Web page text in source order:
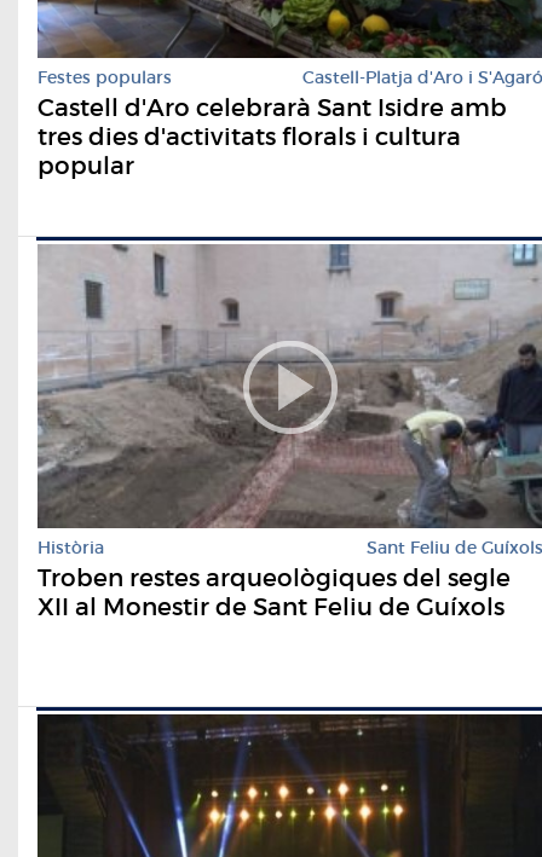
Festes populars Castell-Platja d'Aro i S'Agaró
​Castell d'Aro celebrarà Sant Isidre amb
tres dies d'activitats florals i cultura
popular
Història Sant Feliu de Guíxols
Troben restes arqueològiques del segle
XII al Monestir de Sant Feliu de Guíxols